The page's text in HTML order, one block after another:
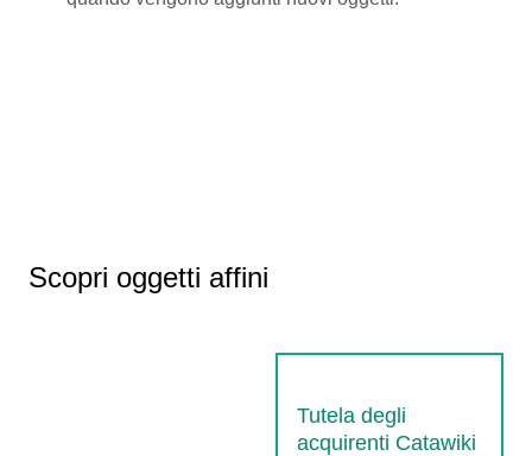
Scopri oggetti affini
Tutela degli
acquirenti Catawiki